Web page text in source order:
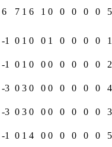
6 7 1 6 1 0 0 0 0 0 5
-1 0 1 0 0 1 0 0 0 0
-1 0 1 0 0 0 0 0 0 0
2
-3 0 3 0 0 0 0 0 0 0
4
-3 0 3 0 0 0 0 0 0 0
3
-1 0 1 4 0 0 0 0 0 0
5